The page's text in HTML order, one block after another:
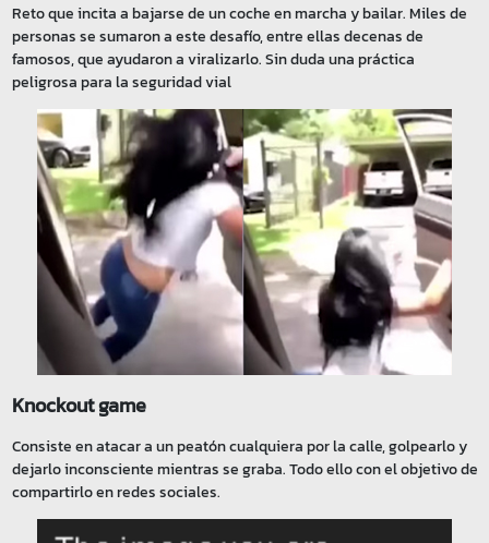
Reto que incita a bajarse de un coche en marcha y bailar. Miles de
personas se sumaron a este desafío, entre ellas decenas de
famosos, que ayudaron a viralizarlo. Sin duda una práctica
peligrosa para la seguridad vial
Knockout game
Consiste en atacar a un peatón cualquiera por la calle, golpearlo y
dejarlo inconsciente mientras se graba. Todo ello con el objetivo de
compartirlo en redes sociales.